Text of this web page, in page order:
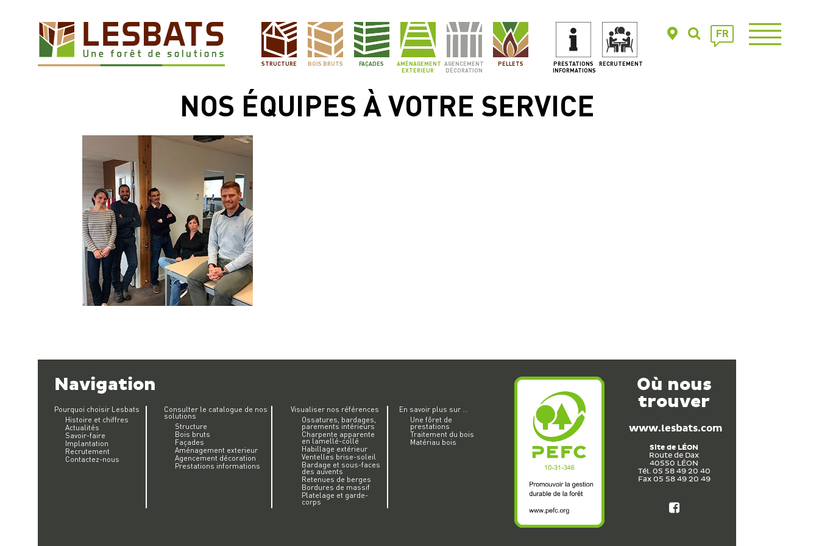
FR
STRUCTURE BOIS BRUTS FAÇADES
AMÉNAGEMENT
EXTERIEUR
AGENCEMENT
DÉCORATION
PELLETS
PRESTATIONS
INFORMATIONS
RECRUTEMENT
NOS ÉQUIPES À VOTRE SERVICE
Navigation
Pourquoi choisir Lesbats
Histoire et chiffres
Actualités
Savoir-faire
Implantation
Recrutement
Contactez-nous
Consulter le catalogue de nos
solutions
Structure
Bois bruts
Façades
Aménagement exterieur
Agencement décoration
Prestations informations
Visualiser nos références
Ossatures, bardages,
parements intérieurs
Charpente apparente
en lamellé-collé
Habillage extérieur
Ventelles brise-soleil
Bardage et sous-faces
des auvents
Retenues de berges
Bordures de massif
Platelage et garde-
corps
En savoir plus sur ...
Une fôret de
prestations
Traitement du bois
Matériau bois
Où nous
trouver
www.lesbats.com
Site de LÉON
Route de Dax
40550 LÉON
Tél. 05 58 49 20 40
Fax 05 58 49 20 49